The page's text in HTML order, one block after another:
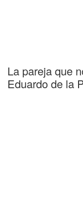
La pareja que
Eduardo de la